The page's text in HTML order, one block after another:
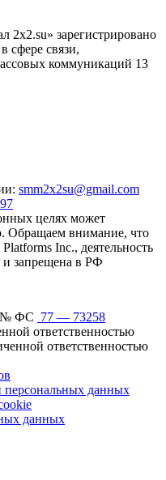
2x2.su» зарегистрировано
сфере связи,
коммуникаций 13
smm2x2su@gmail.com
целях может
Обращаем внимание, что
Inc., деятельность
и запрещена в РФ
№ ФС 77 — 73258
ответственностью
ответственностью
данных
данных